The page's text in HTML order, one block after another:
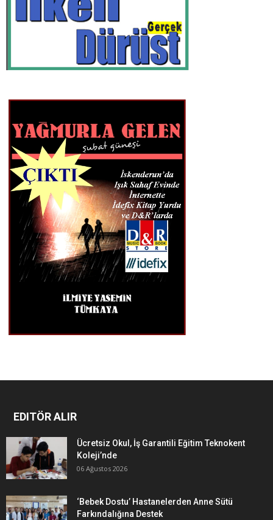
EDITÖR ALIR
Ücretsiz Okul, İş Garantili Eğitim Teknokent
Koleji’nde
06 Ağustos 2026
‘Bebek Dostu’ Hastanelerden Anne Sütü
Farkındalığına Destek